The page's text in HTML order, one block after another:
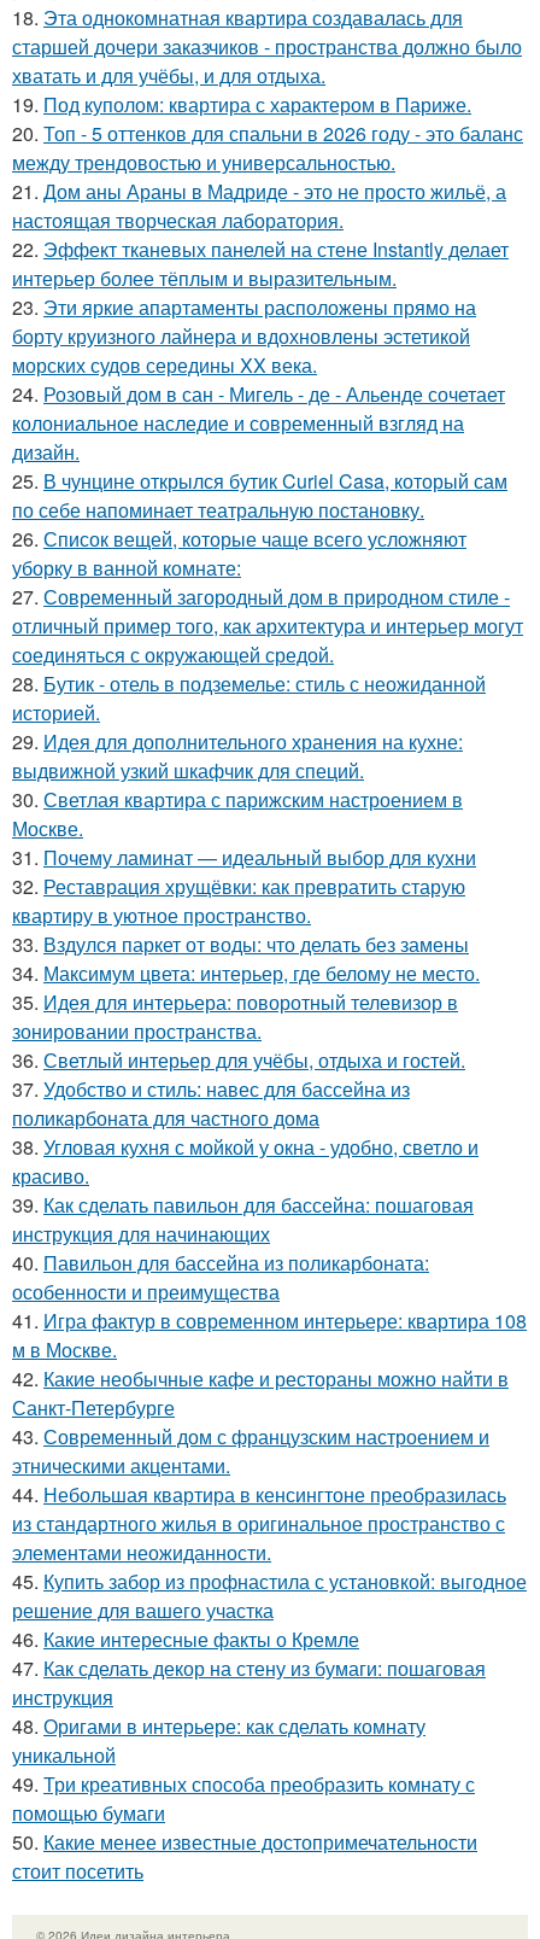
18. Эта однокомнатная квартира создавалась для
старшей дочери заказчиков - пространства должно было
хватать и для учёбы, и для отдыха.
19. Под куполом: квартира с характером в Париже.
20. Топ - 5 оттенков для спальни в 2026 году - это баланс
между трендовостью и универсальностью.
21. Дом аны Араны в Мадриде - это не просто жильё, а
настоящая творческая лаборатория.
22. Эффект тканевых панелей на стене Instantly делает
интерьер более тёплым и выразительным.
23. Эти яркие апартаменты расположены прямо на
борту круизного лайнера и вдохновлены эстетикой
морских судов середины XX века.
24. Розовый дом в сан - Мигель - де - Альенде сочетает
колониальное наследие и современный взгляд на
дизайн.
25. В чунцине открылся бутик Curiel Casa, который сам
по себе напоминает театральную постановку.
26. Список вещей, которые чаще всего усложняют
уборку в ванной комнате:
27. Современный загородный дом в природном стиле -
отличный пример того, как архитектура и интерьер могут
соединяться с окружающей средой.
28. Бутик - отель в подземелье: стиль с неожиданной
историей.
29. Идея для дополнительного хранения на кухне:
выдвижной узкий шкафчик для специй.
30. Светлая квартира с парижским настроением в
Москве.
31. Почему ламинат — идеальный выбор для кухни
32. Реставрация хрущёвки: как превратить старую
квартиру в уютное пространство.
33. Вздулся паркет от воды: что делать без замены
34. Максимум цвета: интерьер, где белому не место.
35. Идея для интерьера: поворотный телевизор в
зонировании пространства.
36. Светлый интерьер для учёбы, отдыха и гостей.
37. Удобство и стиль: навес для бассейна из
поликарбоната для частного дома
38. Угловая кухня с мойкой у окна - удобно, светло и
красиво.
39. Как сделать павильон для бассейна: пошаговая
инструкция для начинающих
40. Павильон для бассейна из поликарбоната:
особенности и преимущества
41. Игра фактур в современном интерьере: квартира 108
м в Москве.
42. Какие необычные кафе и рестораны можно найти в
Санкт-Петербурге
43. Современный дом с французским настроением и
этническими акцентами.
44. Небольшая квартира в кенсингтоне преобразилась
из стандартного жилья в оригинальное пространство с
элементами неожиданности.
45. Купить забор из профнастила с установкой: выгодное
решение для вашего участка
46. Какие интересные факты о Кремле
47. Как сделать декор на стену из бумаги: пошаговая
инструкция
48. Оригами в интерьере: как сделать комнату
уникальной
49. Три креативных способа преобразить комнату с
помощью бумаги
50. Какие менее известные достопримечательности
стоит посетить
© 2026 Идеи дизайна интерьера